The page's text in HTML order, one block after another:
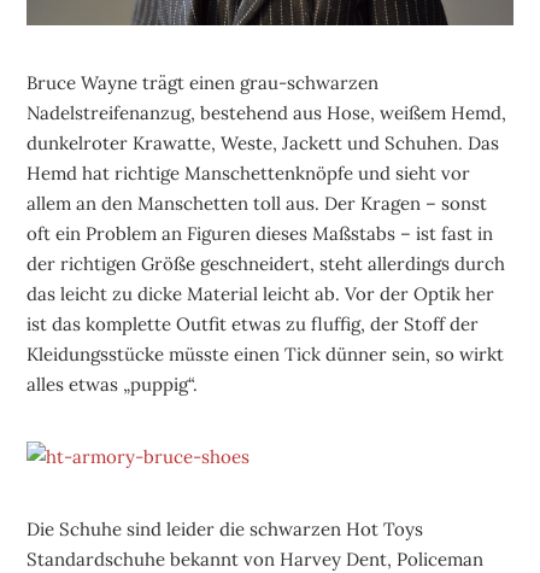
Bruce Wayne trägt einen grau-schwarzen
Nadelstreifenanzug, bestehend aus Hose, weißem Hemd,
dunkelroter Krawatte, Weste, Jackett und Schuhen. Das
Hemd hat richtige Manschettenknöpfe und sieht vor
allem an den Manschetten toll aus. Der Kragen – sonst
oft ein Problem an Figuren dieses Maßstabs – ist fast in
der richtigen Größe geschneidert, steht allerdings durch
das leicht zu dicke Material leicht ab. Vor der Optik her
ist das komplette Outfit etwas zu fluffig, der Stoff der
Kleidungsstücke müsste einen Tick dünner sein, so wirkt
alles etwas „puppig“.
Die Schuhe sind leider die schwarzen Hot Toys
Standardschuhe bekannt von Harvey Dent, Policeman